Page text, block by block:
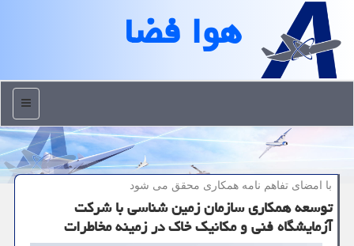
هوا فضا
منو
با امضای تفاهم نامه همكاری محقق می شود
توسعه همکاری سازمان زمین شناسی با شرکت
آزمایشگاه فنی و مکانیک خاک در زمینه مخاطرات